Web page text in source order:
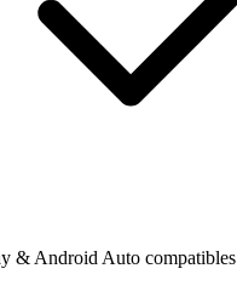
& Android Auto compatibles